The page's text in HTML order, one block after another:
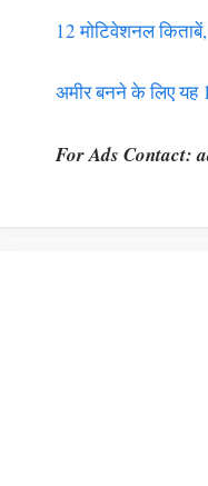
12 मोटिवेशनल
अमीर बनने के लिए यह
For Ads Contact: